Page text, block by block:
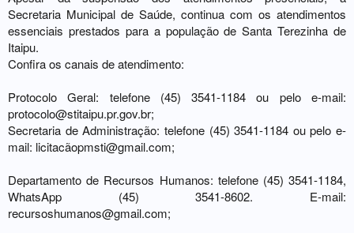
Secretaria Municipal de Saúde, continua com os atendimentos
essenciais prestados para a população de Santa Terezinha de
Itaipu.
Confira os canais de atendimento:
Protocolo Geral: telefone (45) 3541-1184 ou pelo e-mail:
protocolo@stitaipu.pr.gov.br;
Secretaria de Administração: telefone (45) 3541-1184 ou pelo e-
mail: licitacãopmsti@gmail.com;
Departamento de Recursos Humanos: telefone (45) 3541-1184,
WhatsApp (45) 3541-8602. E-mail:
recursoshumanos@gmail.com;